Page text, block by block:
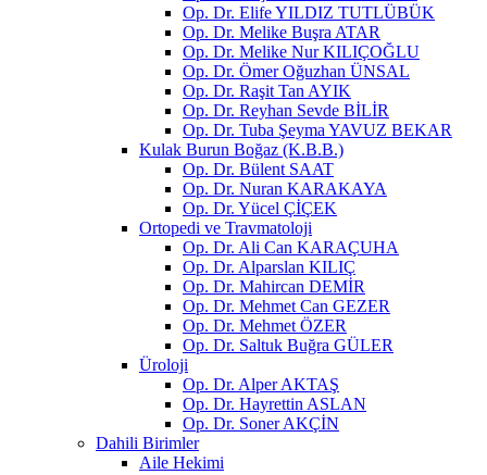
Op. Dr. Elife YILDIZ TUTLÜBÜK
Op. Dr. Melike Buşra ATAR
Op. Dr. Melike Nur KILIÇOĞLU
Op. Dr. Ömer Oğuzhan ÜNSAL
Op. Dr. Raşit Tan AYIK
Op. Dr. Reyhan Sevde BİLİR
Op. Dr. Tuba Şeyma YAVUZ BEKAR
Kulak Burun Boğaz (K.B.B.)
Op. Dr. Bülent SAAT
Op. Dr. Nuran KARAKAYA
Op. Dr. Yücel ÇİÇEK
Ortopedi ve Travmatoloji
Op. Dr. Ali Can KARAÇUHA
Op. Dr. Alparslan KILIÇ
Op. Dr. Mahircan DEMİR
Op. Dr. Mehmet Can GEZER
Op. Dr. Mehmet ÖZER
Op. Dr. Saltuk Buğra GÜLER
Üroloji
Op. Dr. Alper AKTAŞ
Op. Dr. Hayrettin ASLAN
Op. Dr. Soner AKÇİN
Dahili Birimler
Aile Hekimi